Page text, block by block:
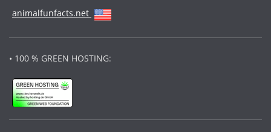
animalfunfacts.net
• 100 % GREEN HOSTING: